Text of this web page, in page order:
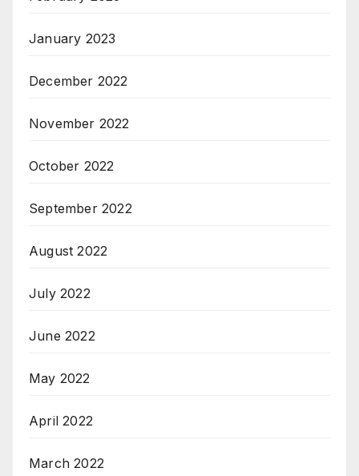
January 2023
December 2022
November 2022
October 2022
September 2022
August 2022
July 2022
June 2022
May 2022
April 2022
March 2022